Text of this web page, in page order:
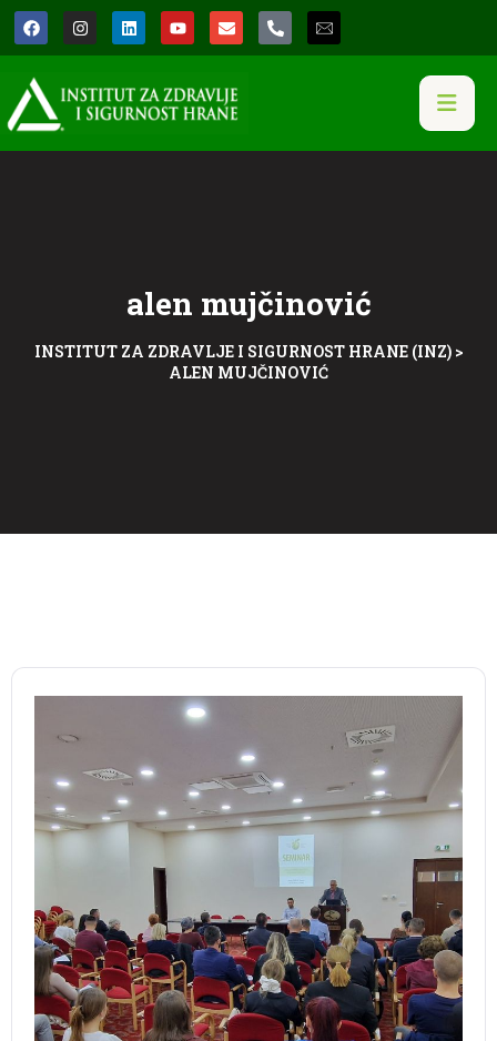
alen mujčinović
INSTITUT ZA ZDRAVLJE I SIGURNOST HRANE (INZ)>
ALEN MUJČINOVIĆ